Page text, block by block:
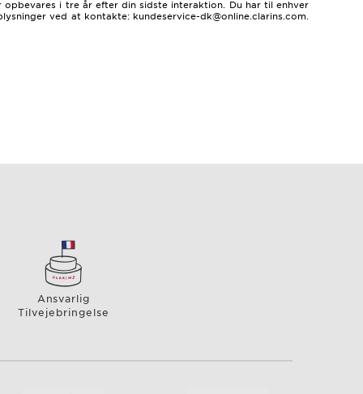
i tre år efter din sidste interaktion. Du har til enhver
ved at kontakte: kundeservice-dk@online.clarins.com.
Ansvarlig
Tilvejebringelse